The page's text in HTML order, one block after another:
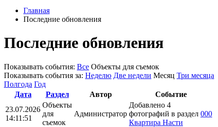
Главная
Последние обновления
Последние обновления
Показывать события: Все Объекты для съемок
Показывать события за: Неделю Две недели Месяц Три месяца
Полгода Год
Дата
Раздел Автор
Событие
23.07.2026
14:11:51
Объекты
для
съемок
Администратор
Добавлено 4
фотографий в раздел 000
Квартира Насти